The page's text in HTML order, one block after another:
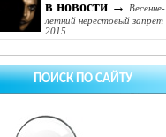
в новости →
Весенне-
летний нерестовый запрет
2015
ПОИСК ПО САЙТУ